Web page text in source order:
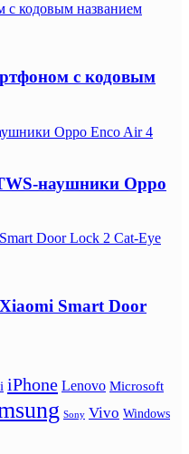
с кодовым названием
с кодовым
Oppo Enco Air 4
наушники Oppo
Door Lock 2 Cat-Eye
Smart Door
iPhone Lenovo Microsoft
Sony Vivo Windows